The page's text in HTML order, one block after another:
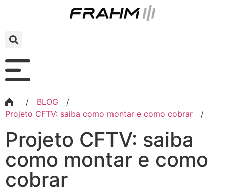
/ BLOG
/
Projeto CFTV: saiba como montar e como cobrar
/
Projeto CFTV: saiba
como montar e como
cobrar